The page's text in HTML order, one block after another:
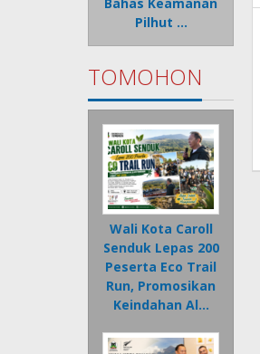
Pilhut …
TOMOHON
Wali Kota Caroll
Senduk Lepas 200
Peserta Eco Trail
Run, Promosikan
Keindahan Al…